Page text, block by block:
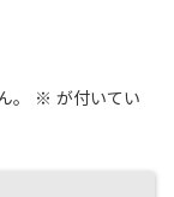
。 ※ が付いてい